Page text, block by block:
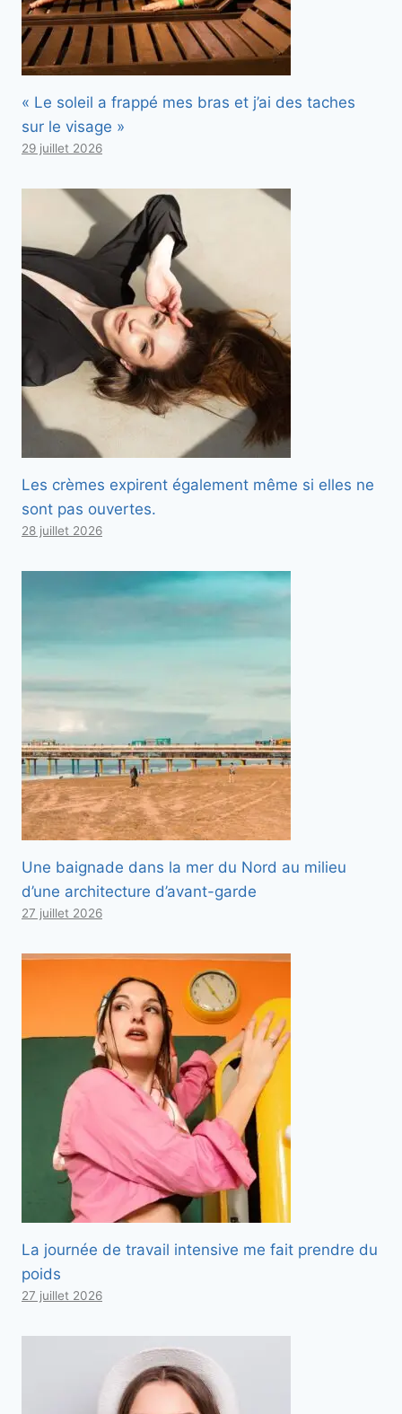
« Le soleil a frappé mes bras et j’ai des taches
sur le visage »
29 juillet 2026
Les crèmes expirent également même si elles ne
sont pas ouvertes.
28 juillet 2026
Une baignade dans la mer du Nord au milieu
d’une architecture d’avant-garde
27 juillet 2026
La journée de travail intensive me fait prendre du
poids
27 juillet 2026